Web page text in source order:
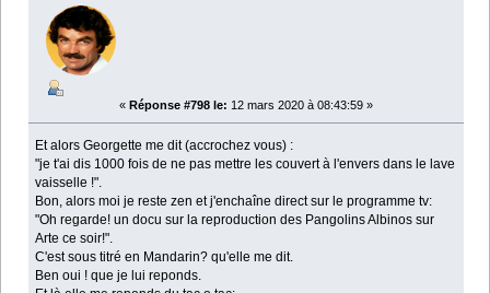
« Réponse #798 le: 12 mars 2020 à 08:43:59 »
Et alors Georgette me dit (accrochez vous) :
"je t'ai dis 1000 fois de ne pas mettre les couvert à l'envers dans le lave
vaisselle !".
Bon, alors moi je reste zen et j'enchaîne direct sur le programme tv:
"Oh regarde! un docu sur la reproduction des Pangolins Albinos sur
Arte ce soir!".
C'est sous titré en Mandarin? qu'elle me dit.
Ben oui ! que je lui reponds.